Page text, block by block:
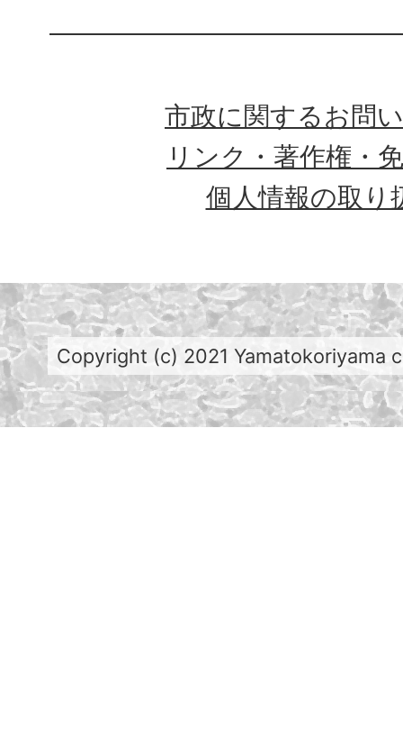
市政に関するお問
リンク・著作権・
個人情報の取り
Copyright (c) 2021 Yamatokoriyama